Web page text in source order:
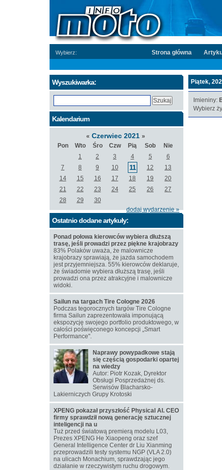
Wybierz: Strona główna
Piątek,
Imieniny:
Wybierz
Wyszukiwarka:
Kalendarium
« Czerwiec 2021 »
Pon
Wto Śro Czw Pią Sob
Nie
1
2 3 4 5
6
7
8 9 10 11 12
13
14
15 16 17 18 19
20
21
22 23 24 25 26
27
28
29
30
dodaj wydarzenie »
Ostatnio dodane artykuły:
Ponad połowa kierowców wybiera dłuższą
trasę, jeśli prowadzi przez piękne krajobrazy
83% Polaków uważa, że malownicze
krajobrazy sprawiają, że jazda samochodem
jest przyjemniejsza. 55% kierowców deklaruje,
że świadomie wybiera dłuższą trasę, jeśli
prowadzi ona przez atrakcyjne i malownicze
widoki.
Sailun na targach Tire Cologne 2026
Podczas tegorocznych targów Tire Cologne
firma Sailun zaprezentowała imponującą
ekspozycję swojego portfolio produktowego, w
całości poświęconego koncepcji „Smart
Performance".
Naprawy powypadkowe stają
się częścią gospodarki opartej
na wiedzy
Autor: Piotr Kozak, Dyrektor
Obsługi Posprzedażnej ds.
Serwisów Blacharsko-
Lakierniczych Grupy Krotoski
XPENG pokazał przyszłość Physical AI. CEO
firmy sprawdził nową generację sztucznej
inteligencji na u
Tuż przed światową premierą modelu L03,
Prezes XPENG He Xiaopeng oraz szef
General Intelligence Center dr Liu Xianming
przeprowadzili testy systemu NGP (VLA 2.0)
na ulicach Monachium, sprawdzając jego
działanie w rzeczywistym ruchu drogowym.